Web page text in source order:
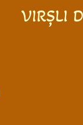
VIRȘLI